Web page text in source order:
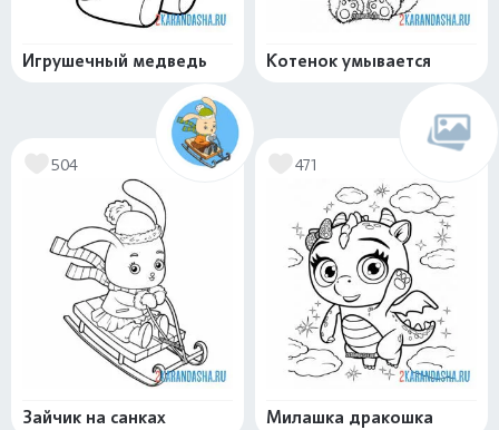
Игрушечный медведь Котенок умывается
504
Зайчик на санках
471
Милашка дракошка